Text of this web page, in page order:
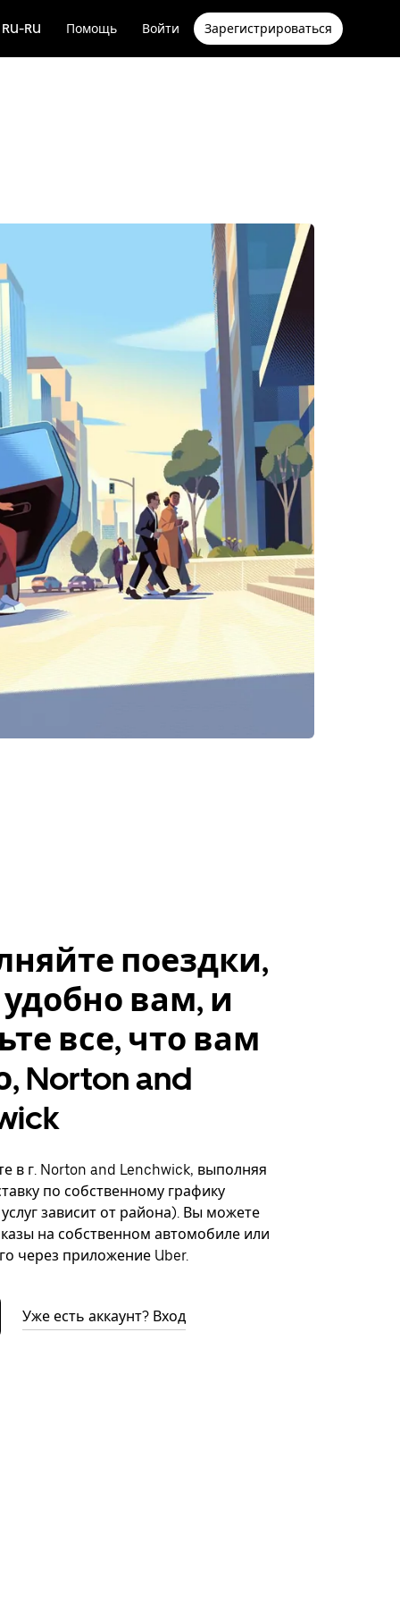
RU-RU Помощь Войти Зарегистрироваться
поездки,
удобно вам, и
все, что вам
Norton and
в г. Norton and Lenchwick, выполняя
по собственному графику
зависит от района). Вы можете
на собственном автомобиле или
через приложение Uber.
Уже есть аккаунт? Вход